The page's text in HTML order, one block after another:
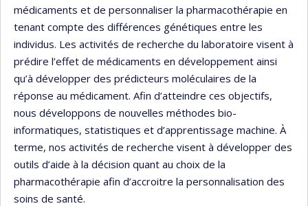
médicaments et de personnaliser la pharmacothérapie en
tenant compte des différences génétiques entre les
individus. Les activités de recherche du laboratoire visent à
prédire l’effet de médicaments en développement ainsi
qu’à développer des prédicteurs moléculaires de la
réponse au médicament. Afin d’atteindre ces objectifs,
nous développons de nouvelles méthodes bio-
informatiques, statistiques et d’apprentissage machine. À
terme, nos activités de recherche visent à développer des
outils d’aide à la décision quant au choix de la
pharmacothérapie afin d’accroitre la personnalisation des
soins de santé.